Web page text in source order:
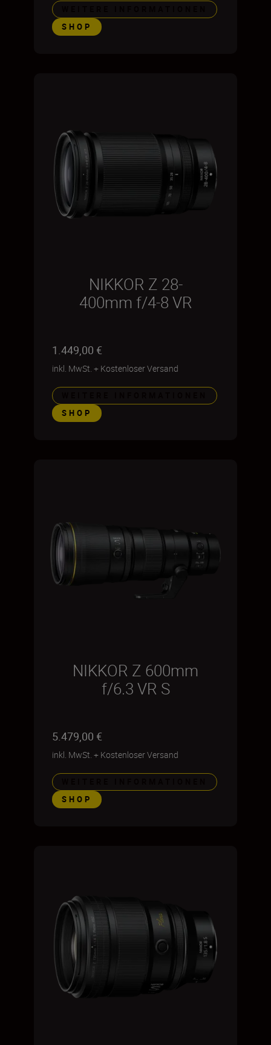
SHOP
NIKKOR Z 28-
400mm f/4-8 VR
1.449,00 €
inkl. MwSt. + Kostenloser Versand
SHOP
NIKKOR Z 600mm
f/6.3 VR S
5.479,00 €
inkl. MwSt. + Kostenloser Versand
SHOP